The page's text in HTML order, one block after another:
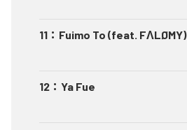
11 ： Fuimo To (feat. FΛLØMY)
12 ： Ya Fue